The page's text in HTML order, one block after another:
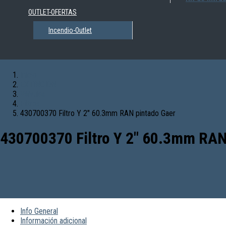
OUTLET-OFERTAS
Incendio-Outlet
430700370 Filtro Y 2″ 60.3mm RAN pintado Gaer
430700370 Filtro Y 2″ 60.3mm
Info General
Información adicional